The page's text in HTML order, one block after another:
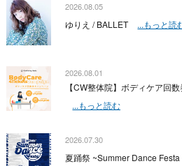
2026.08.05
ゆりえ / BALLET ...もっと読
2026.08.01
【CW整体院】ボディケア回
...もっと読む
2026.07.30
夏踊祭 ~Summer Dance